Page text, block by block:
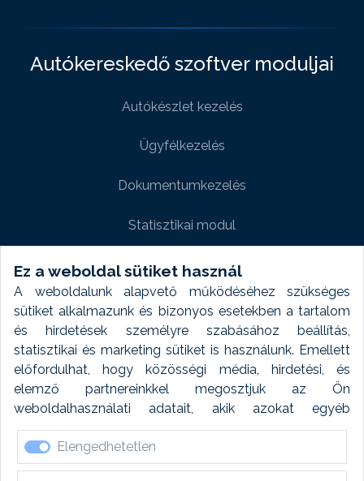
Ez a weboldal sütiket használ
A weboldalunk alapvető működéséhez szükséges
sütiket alkalmazunk és bizonyos esetekben a tartalom
és hirdetések személyre szabásához beállítás,
statisztikai és marketing sütiket is használunk. Emellett
előfordulhat, hogy közösségi média, hirdetési, és
elemző partnereinkkel megosztjuk az Ön
weboldalhasználati adatait, akik azokat egyéb
forrásokból gyűjtött adatokkal kombinálhatják. A sütik
elfogadásával kapcsolatosan naplózást végzünk és
ezen adatokat 6 hónap után automatikusan töröljük. A
Elengedhetetlen
Autókereskedő szoftver moduljai
Autókészlet kezelés
Ügyfélkezelés
Dokumentumkezelés
Statisztikai modul
Weboldal modul
Fényképtár extra modul
Autómosó modul
Feladatütemezés